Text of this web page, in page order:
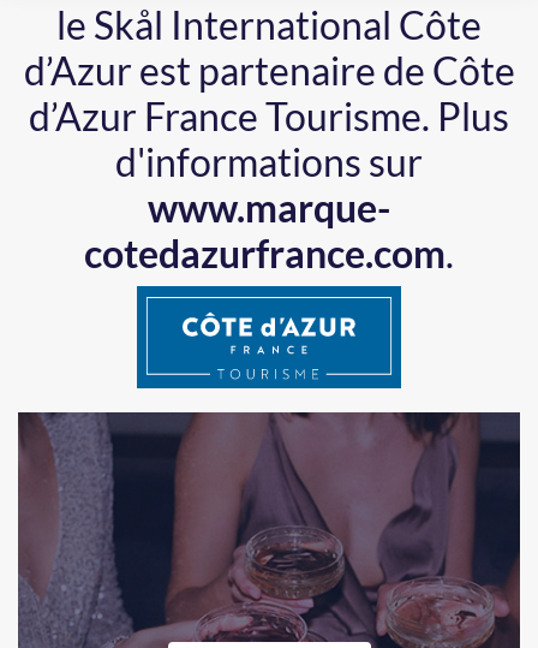
le Skål International Côte
d’Azur est partenaire de Côte
d’Azur France Tourisme. Plus
d'informations sur
www.marque-
cotedazurfrance.com.